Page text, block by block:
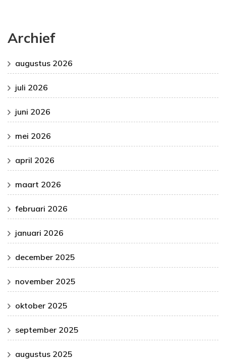
Archief
augustus 2026
juli 2026
juni 2026
mei 2026
april 2026
maart 2026
februari 2026
januari 2026
december 2025
november 2025
oktober 2025
september 2025
augustus 2025